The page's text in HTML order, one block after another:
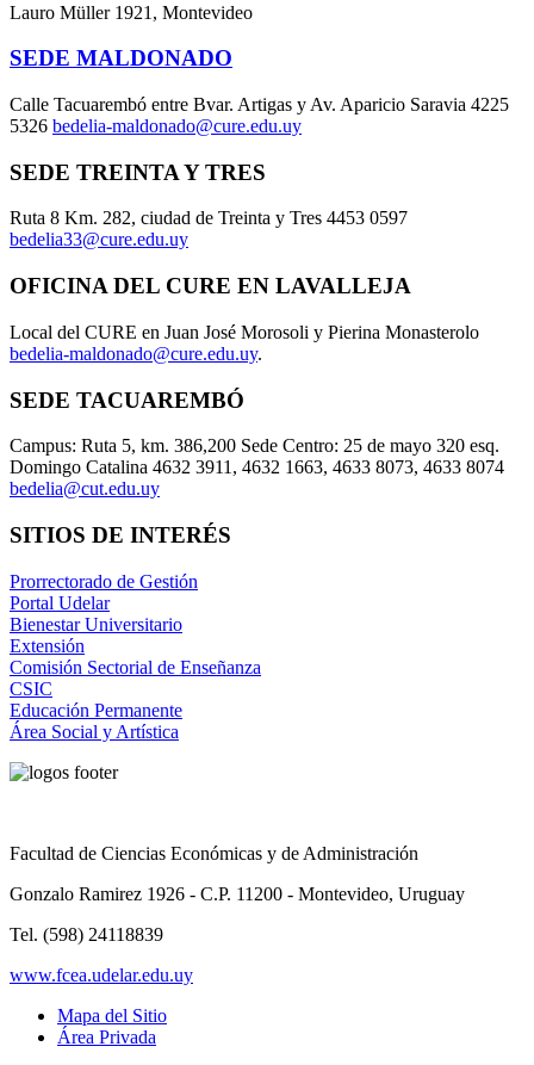
Lauro Müller 1921, Montevideo
SEDE MALDONADO
Calle Tacuarembó entre Bvar. Artigas y Av. Aparicio Saravia 4225
5326 bedelia-maldonado@cure.edu.uy
SEDE TREINTA Y TRES
Ruta 8 Km. 282, ciudad de Treinta y Tres 4453 0597
bedelia33@cure.edu.uy
OFICINA DEL CURE EN LAVALLEJA
Local del CURE en Juan José Morosoli y Pierina Monasterolo
bedelia-maldonado@cure.edu.uy.
SEDE TACUAREMBÓ
Campus: Ruta 5, km. 386,200 Sede Centro: 25 de mayo 320 esq.
Domingo Catalina 4632 3911, 4632 1663, 4633 8073, 4633 8074
bedelia@cut.edu.uy
SITIOS DE INTERÉS
Prorrectorado de Gestión
Portal Udelar
Bienestar Universitario
Extensión
Comisión Sectorial de Enseñanza
CSIC
Educación Permanente
Área Social y Artística
Facultad de Ciencias Económicas y de Administración
Gonzalo Ramirez 1926 - C.P. 11200 - Montevideo, Uruguay
Tel. (598) 24118839
www.fcea.udelar.edu.uy
Mapa del Sitio
Área Privada